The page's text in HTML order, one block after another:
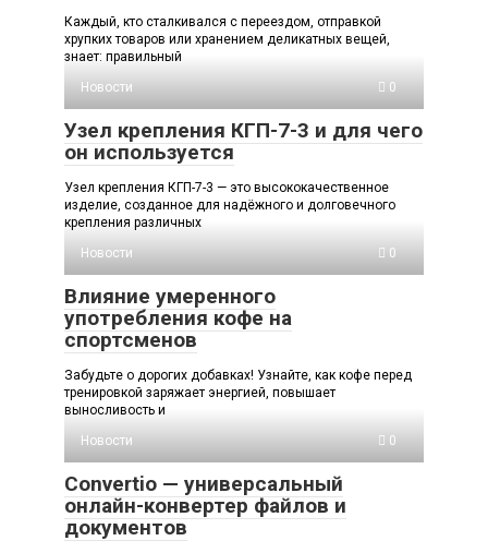
Каждый, кто сталкивался с переездом, отправкой
хрупких товаров или хранением деликатных вещей,
знает: правильный
Новости
0
Узел крепления КГП-7-3 и для чего
он используется
Узел крепления КГП-7-3 — это высококачественное
изделие, созданное для надёжного и долговечного
крепления различных
Новости
0
Влияние умеренного
употребления кофе на
спортсменов
Забудьте о дорогих добавках! Узнайте, как кофе перед
тренировкой заряжает энергией, повышает
выносливость и
Новости
0
Convertio — универсальный
онлайн-конвертер файлов и
документов